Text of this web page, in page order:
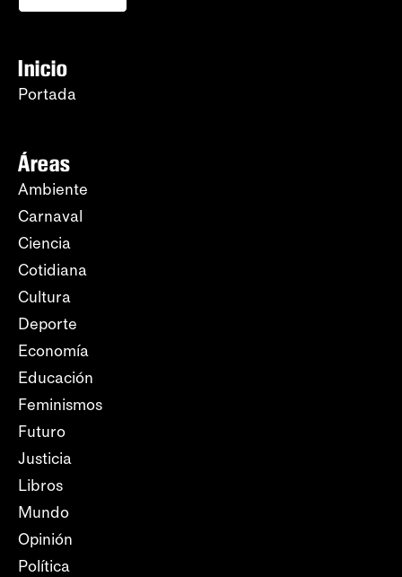
Inicio
Portada
Áreas
Ambiente
Carnaval
Ciencia
Cotidiana
Cultura
Deporte
Economía
Educación
Feminismos
Futuro
Justicia
Libros
Mundo
Opinión
Política